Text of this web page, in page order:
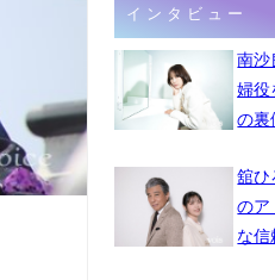
インタビュー
南沙
婦
の裏
舘ひ
のア
な信